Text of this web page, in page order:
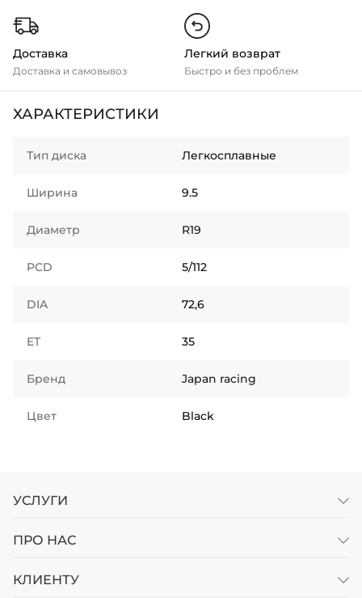
Доставка
Доставка и самовывоз
Легкий возврат
Быстро и без проблем
ХАРАКТЕРИСТИКИ
Тип диска Легкосплавные
Ширина 9.5
Диаметр R19
PCD 5/112
DIA 72,6
ET 35
Бренд Japan racing
Цвет Black
УСЛУГИ
ПРО НАС
КЛИЕНТУ